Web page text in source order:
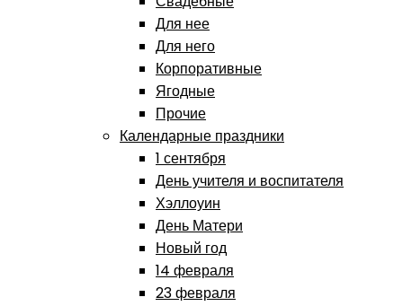
Для нее
Для него
Корпоративные
Ягодные
Прочие
Календарные праздники
1 сентября
День учителя и воспитателя
Хэллоуин
День Матери
Новый год
14 февраля
23 февраля